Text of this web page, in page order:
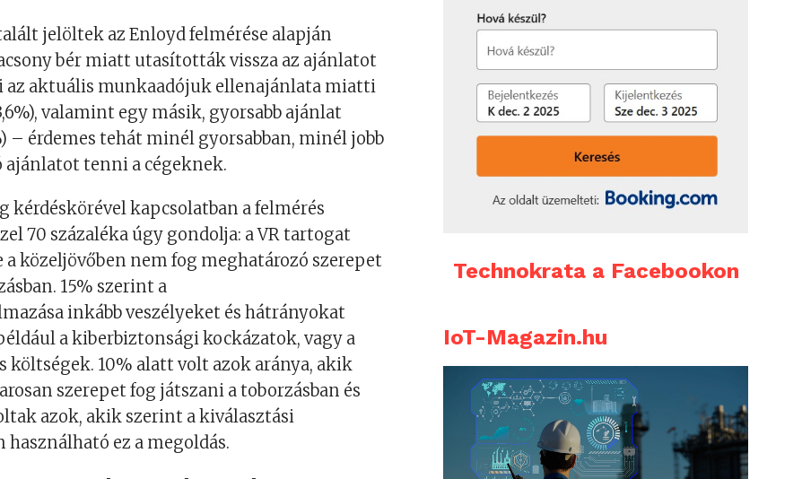
jelöltek az Enloyd felmérése alapján
bér miatt utasították vissza az ajánlatot
az aktuális munkaadójuk ellenajánlata miatti
valamint egy másik, gyorsabb ajánlat
– érdemes tehát minél gyorsabban, minél jobb
tenni a cégeknek.
g kérdéskörével kapcsolatban a felmérés
70 százaléka úgy gondolja: a VR tartogat
aközeljövőben nem fog meghatározó szerepet
15% szerint a
inkább veszélyeket és hátrányokat
a kiberbiztonsági kockázatok, vagy a
költségek. 10% alatt volt azok aránya, akik
szerepet fog játszani a toborzásban és
azok, akik szerint a kiválasztási
használható ez a megoldás.
Technokrata a Facebookon
IoT-Magazin.hu